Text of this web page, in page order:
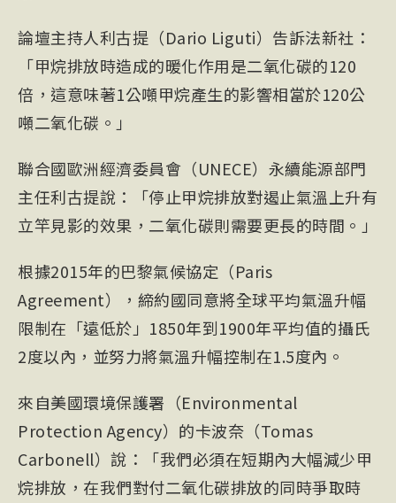
論壇主持人利古提（Dario Liguti）告訴法新社：
「甲烷排放時造成的暖化作用是二氧化碳的120
倍，這意味著1公噸甲烷產生的影響相當於120公
噸二氧化碳。」
聯合國歐洲經濟委員會（UNECE）永續能源部門
主任利古提說：「停止甲烷排放對遏止氣溫上升有
立竿見影的效果，二氧化碳則需要更長的時間。」
根據2015年的巴黎氣候協定（Paris
Agreement），締約國同意將全球平均氣溫升幅
限制在「遠低於」1850年到1900年平均值的攝氏
2度以內，並努力將氣溫升幅控制在1.5度內。
來自美國環境保護署（Environmental
Protection Agency）的卡波奈（Tomas
Carbonell）說：「我們必須在短期內大幅減少甲
烷排放，在我們對付二氧化碳排放的同時爭取時